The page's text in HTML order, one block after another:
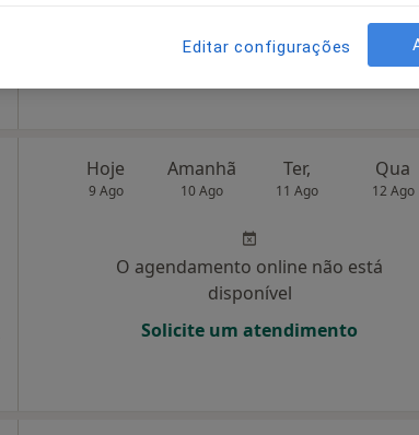
Hoje
9 Ago
Amanhã
10 Ago
Ter,
11 Ago
Qua
12 Ago
O agendamento online não está
disponível
Solicite um atendimento
Editar configurações